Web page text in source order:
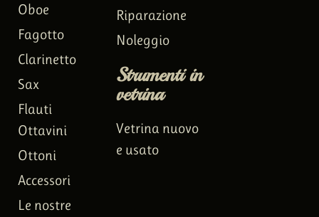
Oboe
Fagotto
Clarinetto
Sax
Flauti
Ottavini
Ottoni
Accessori
Le nostre
Riparazione
Noleggio
Strumenti in
vetrina
Vetrina nuovo
e usato